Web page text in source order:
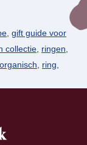
gift guide voor
collectie ringen
organisch ring